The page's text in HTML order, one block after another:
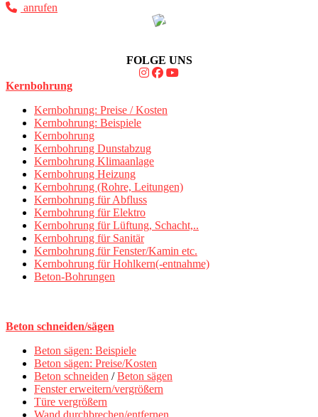
anrufen
FOLGE UNS
Kernbohrung
Kernbohrung: Preise / Kosten
Kernbohrung: Beispiele
Kernbohrung
Kernbohrung Dunstabzug
Kernbohrung Klimaanlage
Kernbohrung Heizung
Kernbohrung (Rohre, Leitungen)
Kernbohrung für Abfluss
Kernbohrung für Elektro
Kernbohrung für Lüftung, Schacht,..
Kernbohrung für Sanitär
Kernbohrung für Fenster/Kamin etc.
Kernbohrung für Hohlkern(-entnahme)
Beton-Bohrungen
Beton schneiden/sägen
Beton sägen: Beispiele
Beton sägen: Preise/Kosten
Beton schneiden /Beton sägen
Fenster erweitern/vergrößern
Türe vergrößern
Wand durchbrechen/entfernen